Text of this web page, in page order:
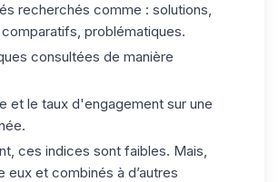
recherchés comme : solutions,
problématiques.
consultées de manière
et le taux d'engagement sur une
ces indices sont faibles. Mais,
eux et combinés à d’autres